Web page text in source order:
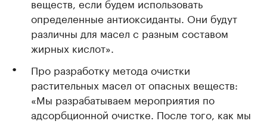
определенные антиоксиданты. Они будут
различны для масел с разным составом
жирных кислот».
Про разработку метода очистки
растительных масел от опасных веществ:
«Мы разрабатываем мероприятия по
адсорбционной очистке. После того, как мы